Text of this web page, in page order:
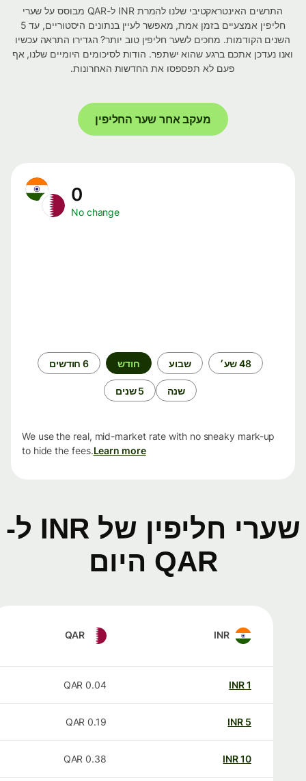
התרשים האינטראקטיבי שלנו להמרת INR ל-QAR מבוסס על שערי
חליפין אמצעיים בזמן אמת, מאפשר לעיין בנתונים היסטוריים, עד 5
השנים הקודמות. מחכים לשער חליפין טוב יותר? הגדירו התראה עכשיו
ואנו נעדכן אתכם ברגע שהוא ישתפר. הודות לסיכומים היומיים שלנו, אף
פעם לא תפספסו את החדשות האחרונות.
מעקב אחר שער החליפין
No change
48 שע׳ שבוע חודש 6 חודשים
שנה 5 שנים
We use the real, mid-market rate with no sneaky mark-up
to hide the fees.Learn more
שערי חליפין של INR ל-
QAR היום
INR
QAR
INR
0.04
QAR
INR
0.19
QAR
INR
0.38
QAR